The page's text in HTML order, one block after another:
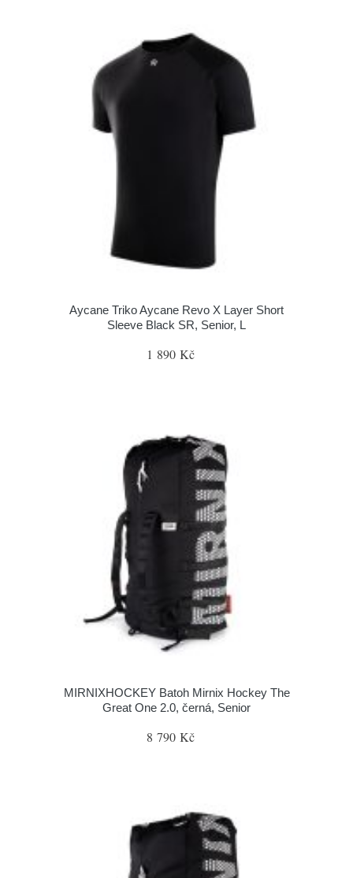
Aycane Triko Aycane Revo X Layer Short
Sleeve Black SR, Senior, L
1 890 Kč
MIRNIXHOCKEY Batoh Mirnix Hockey The
Great One 2.0, černá, Senior
8 790 Kč